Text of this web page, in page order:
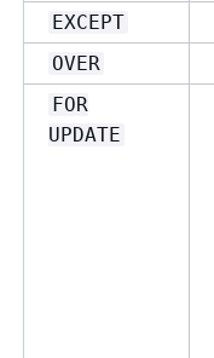
EXCEPT
OVER
FOR
UPDATE